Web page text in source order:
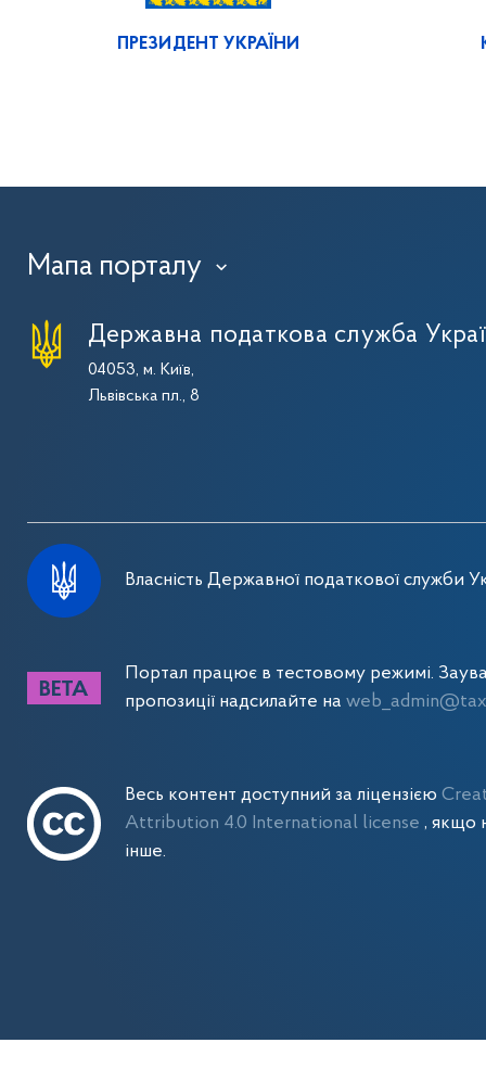
ПРЕЗИДЕНТ УКРАЇНИ
Мапа порталу ›
Державна податкова служба
04053, м. Київ,
Львівська пл., 8
Власність Державної податкової служби
Портал працює в тестовому режимі.
пропозиції надсилайте на
Весь контент доступний за ліцензією
Attribution 4.0 International license , якщо
інше.